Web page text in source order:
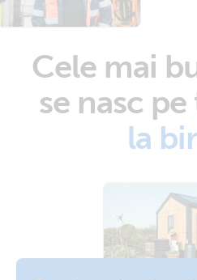
Cele mai
se nasc
la